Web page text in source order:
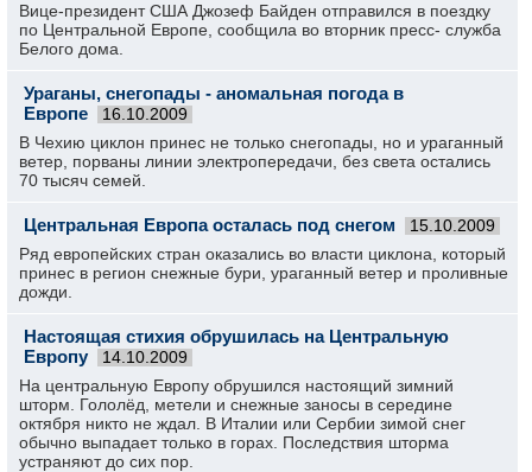
Вице-президент США Джозеф Байден отправился в поездку
по Центральной Европе, сообщила во вторник пресс- служба
Белого дома.
Ураганы, снегопады - аномальная погода в
Европе
16.10.2009
В Чехию циклон принес не только снегопады, но и ураганный
ветер, порваны линии электропередачи, без света остались
70 тысяч семей.
Центральная Европа осталась под снегом 15.10.2009
Ряд европейских стран оказались во власти циклона, который
принес в регион снежные бури, ураганный ветер и проливные
дожди.
Настоящая стихия обрушилась на Центральную
Европу
14.10.2009
На центральную Европу обрушился настоящий зимний
шторм. Гололёд, метели и снежные заносы в середине
октября никто не ждал. В Италии или Сербии зимой снег
обычно выпадает только в горах. Последствия шторма
устраняют до сих пор.